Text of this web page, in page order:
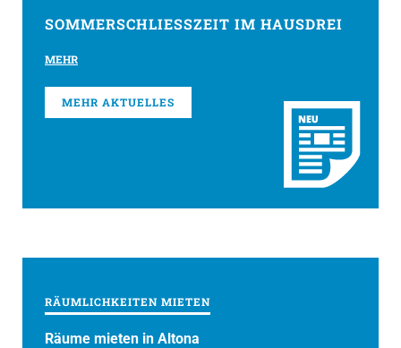
SOMMERSCHLIESSZEIT IM HAUSDREI
MEHR
MEHR AKTUELLES
RÄUMLICHKEITEN MIETEN
Räume mieten in Altona